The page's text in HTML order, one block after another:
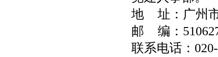
地
址：广州
邮
编：
联系电话：